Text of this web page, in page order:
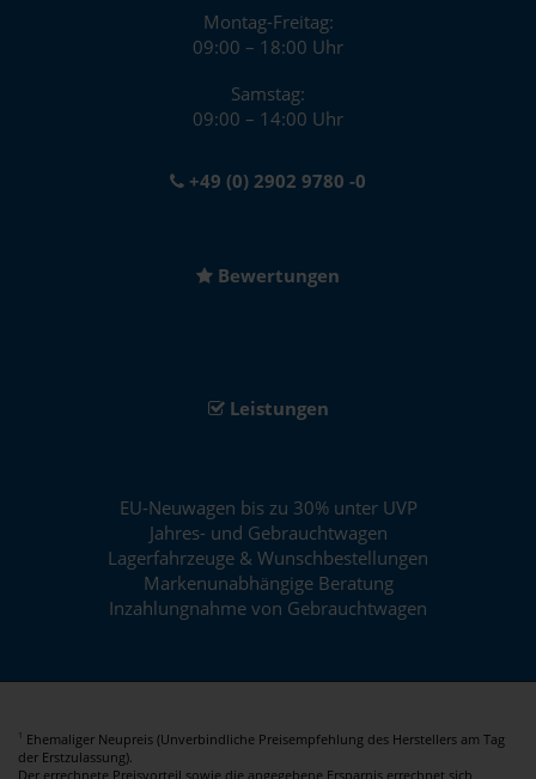
Montag-Freitag:
09:00 – 18:00 Uhr
Samstag:
09:00 – 14:00 Uhr
+49 (0) 2902 9780 -0
Bewertungen
Leistungen
EU-Neuwagen bis zu 30% unter UVP
Jahres- und Gebrauchtwagen
Lagerfahrzeuge & Wunschbestellungen
Markenunabhängige Beratung
Inzahlungnahme von Gebrauchtwagen
1
Ehemaliger Neupreis (Unverbindliche Preisempfehlung des Herstellers am Tag
der Erstzulassung).
Der errechnete Preisvorteil sowie die angegebene Ersparnis errechnet sich